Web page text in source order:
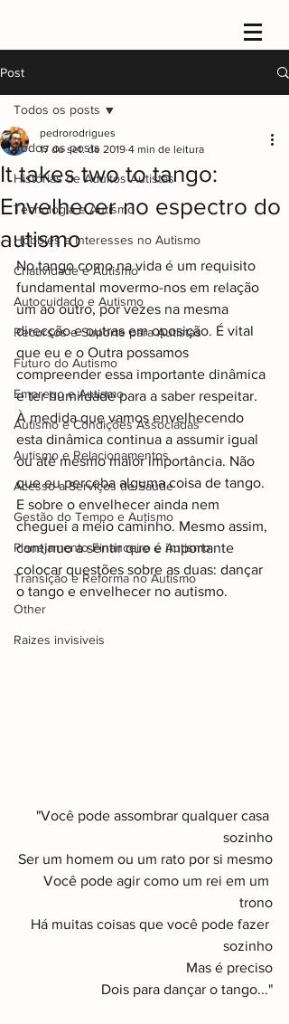
Post
Todos os posts
Histórias de Adultos Autistas
Tecnologia e Autismo
Hobbies e Interesses no Autismo
Criatividade e Autismo
Autocuidado e Autismo
Recursos e Suporte para Autistas
Futuro do Autismo
Emprego e Autismo
Autismo e Condições Associadas
Autismo e Relacionamentos
Acesso a Serviços de Saúde
Gestão do Tempo e Autismo
Planejamento Financeiro e Autismo
Transição e Reforma no Autismo
Other
Raizes invisiveis
Todos os posts
It takes two to tango:
Envelhecer no espectro do
autismo
pedrorodrigues
17 de set. de 2019 4 min de leitura
No tango como na vida é um requisito
fundamental movermo-nos em relação
um ao outro, por vezes na mesma
direcção e outras em oposição. É vital
que eu e o Outra possamos
compreender essa importante dinâmica
e ter humildade para a saber respeitar.
À medida que vamos envelhecendo
esta dinâmica continua a assumir igual
ou até mesmo maior importância. Não
que eu perceba alguma coisa de tango.
E sobre o envelhecer ainda nem
cheguei a meio caminho. Mesmo assim,
continuo a sentir que é importante
colocar questões sobre as duas: dançar
o tango e envelhecer no autismo.
"Você pode assombrar qualquer casa
sozinho
Ser um homem ou um rato por si mesmo
Você pode agir como um rei em um
trono
Há muitas coisas que você pode fazer
sozinho
Mas é preciso
Dois para dançar o tango..."